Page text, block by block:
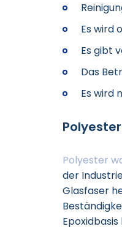
Es wird
Es gibt
Das
Es wird
Polyester
der
Glasfaser